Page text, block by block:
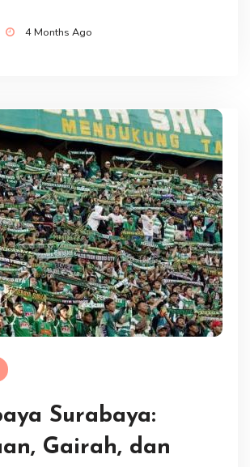
4 Months Ago
Surabaya:
Gairah, dan